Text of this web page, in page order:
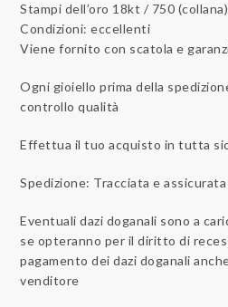
Stampi dell’oro 18kt / 750 (collana)
Condizioni: eccellenti
Viene fornito con scatola e
Ogni gioiello prima della
controllo qualità
Effettua il tuo acquisto in tutta
Spedizione: Tracciata e
Eventuali dazi doganali sono a
se opteranno per il diritto di
pagamento dei dazi doganali
venditore